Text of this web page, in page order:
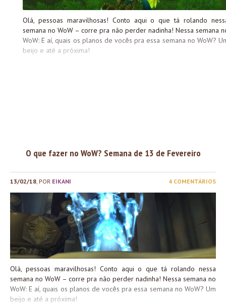
Olá, pessoas maravilhosas! Conto aqui o que tá rolando
semana no WoW – corre pra não perder nadinha! Nessa semana
WoW: E aí, quais os planos de vocês pra essa semana no WoW?
beijo e até a próxima!
O que fazer no WoW? Semana de 13 de Fevereiro
13/02/18 , POR EIKANI 4 COMENTÁRIOS
Olá, pessoas maravilhosas! Conto aqui o que tá rolando nessa
semana no WoW – corre pra não perder nadinha! Nessa semana no
WoW: E aí, quais os planos de vocês pra essa semana no WoW? Um
beijo e até a próxima!